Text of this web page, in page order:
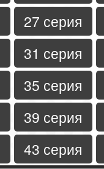
27 серия
31 серия
35 серия
39 серия
43 серия